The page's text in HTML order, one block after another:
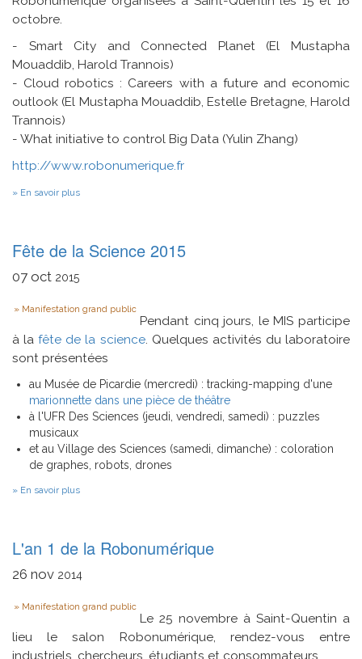
octobre.
- Smart City and Connected Planet (El Mustapha
Mouaddib, Harold Trannois)
- Cloud robotics : Careers with a future and economic
outlook (El Mustapha Mouaddib, Estelle Bretagne, Harold
Trannois)
- What initiative to control Big Data (Yulin Zhang)
http://www.robonumerique.fr
En savoir plus
Fête de la Science 2015
07 oct 2015
Type
Manifestation grand public
Pendant cinq jours, le MIS participe
à lafête de la science. Quelques activités du laboratoire
sont présentées
au Musée de Picardie (mercredi) : tracking-mapping d'une
marionnette dans une pièce de théâtre
à l'UFR Des Sciences (jeudi, vendredi, samedi) : puzzles
musicaux
et au Village des Sciences (samedi, dimanche) : coloration
de graphes, robots, drones
En savoir plus
2015
L'an 1 de la Robonumérique
26 nov 2014
Type
Manifestation grand public
Le 25 novembre à Saint-Quentin a
lieu le salon Robonumérique, rendez-vous entre
industriels, chercheurs, étudiants et consommateurs.